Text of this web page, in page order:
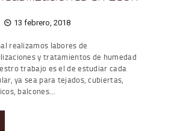
13 febrero, 2018
realizamos labores de
y tratamientos de humedad
trabajo es el de estudiar cada
ya sea para tejados, cubiertas,
balcones…